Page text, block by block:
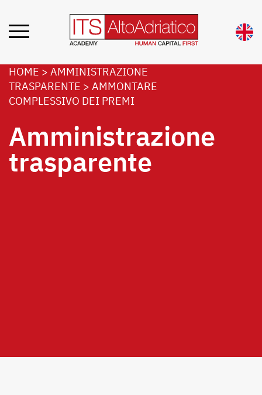
HOME > AMMINISTRAZIONE
TRASPARENTE > AMMONTARE
COMPLESSIVO DEI PREMI
Amministrazione
trasparente